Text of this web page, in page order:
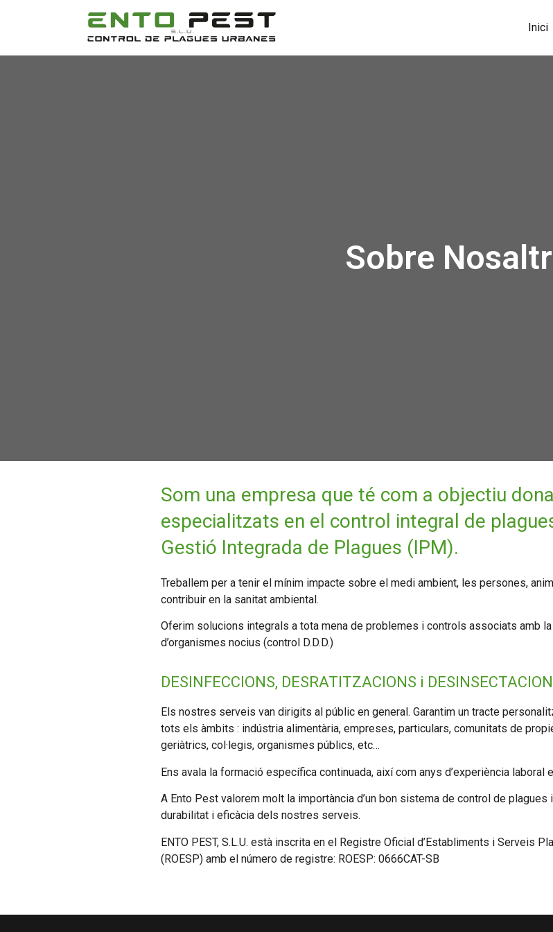
Inici
Sobre
Som una empresa que té com a objectiu
especialitzats en el control integral de
Gestió Integrada de Plagues (IPM).
Treballem per a tenir el mínim impacte sobre el medi ambient, les persones,
contribuir en la sanitat ambiental.
Oferim solucions integrals a tota mena de problemes i controls associats amb
d’organismes nocius (control D.D.D.)
DESINFECCIONS, DESRATITZACIONS i
Els nostres serveis van dirigits al públic en general. Garantim un tracte
tots els àmbits : indústria alimentària, empreses, particulars, comunitats de
geriàtrics, col·legis, organismes públics, etc…
Ens avala la formació específica continuada, així com anys d’experiència laboral
A Ento Pest valorem molt la importància d’un bon sistema de control de plagues
durabilitat i eficàcia dels nostres serveis.
ENTO PEST, S.L.U. està inscrita en el Registre Oficial d’Establiments i Serveis
(ROESP) amb el número de registre: ROESP: 0666CAT-SB